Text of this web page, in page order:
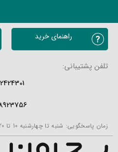
راهنمای خرید
تلفن پشتیبانی:
زمان پاسخگویی: شنبه تا چهارشنبه 10 تا 20، پنجشنبه 10 تا 16